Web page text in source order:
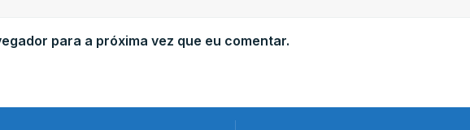
para a próxima vez que eu comentar.